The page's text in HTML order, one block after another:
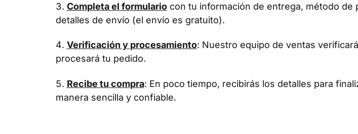
Completa el formulariocon tu información de entrega, método de
detalles de envío (el envío es gratuito).
Verificación y procesamiento: Nuestro equipo de ventas
procesará tu pedido.
Recibe tu compra: En poco tiempo, recibirás los detalles para
manera sencilla y confiable.